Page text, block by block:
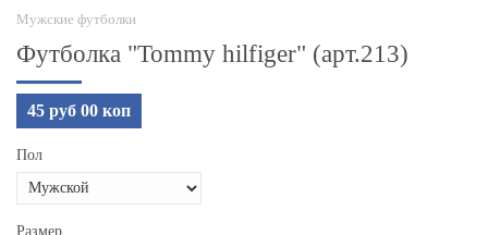
Мужские футболки
Футболка "Tommy hilfiger" (арт.213)
45 руб 00 коп
Пол
Размер